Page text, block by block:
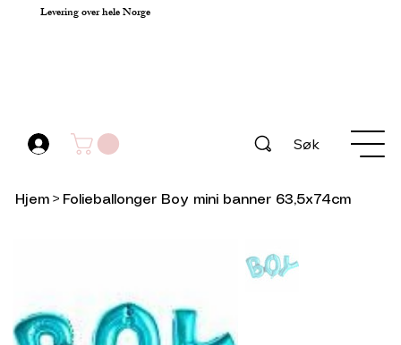
Levering over hele Norge
Søk
Hjem > Folieballonger Boy mini banner 63,5x74cm